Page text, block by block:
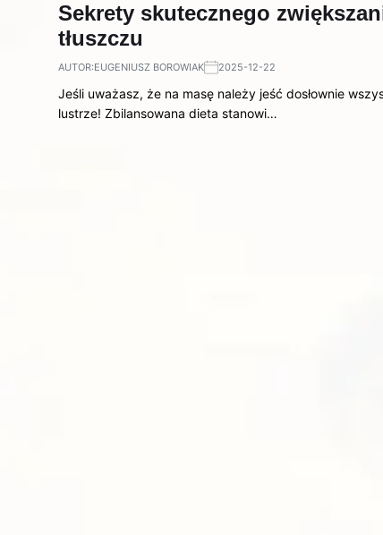
Sekrety skutecznego
tłuszczu
AUTOR:EUGENIUSZ BOROWIAK 2025-12-22
Jeśli uważasz, że na masę należy jeść dosłownie
lustrze! Zbilansowana dieta stanowi…